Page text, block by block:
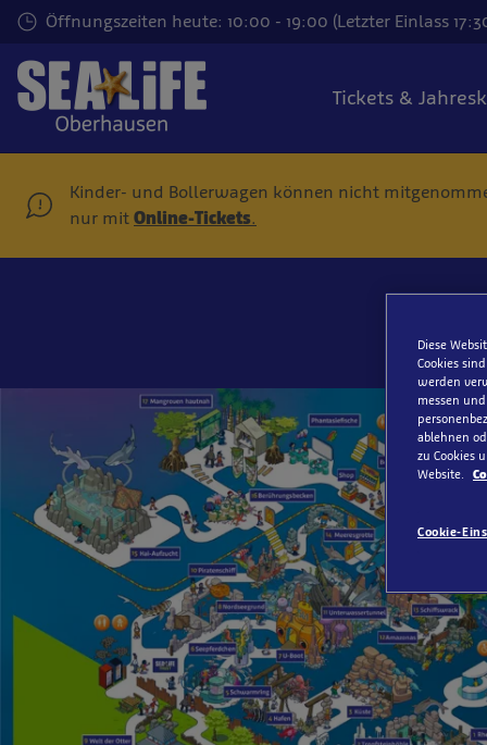
Zum
Hauptinhalt
springen
Öffnungszeiten heute: 10:00 - 19:00 (Letzter Einlass
Tickets &
Kinder- und Bollerwagen können nicht
nur mit Online-Tickets.
Diese
Cookies
werden
messen
ablehnen
zu Cookies
Website.
Cookie-